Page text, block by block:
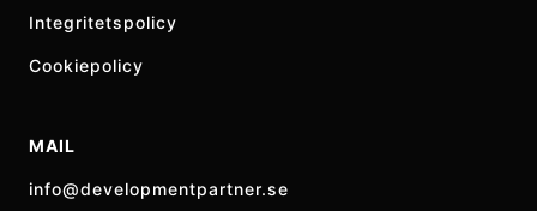
Integritetspolicy
Cookiepolicy
MAIL
info@developmentpartner.se